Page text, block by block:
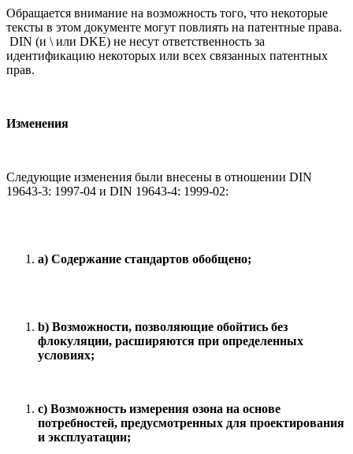
Обращается внимание на возможность того, что некоторые
тексты в этом документе могут повлиять на патентные права.
DIN (и \ или DKE) не несут ответственность за
идентификацию некоторых или всех связанных патентных
прав.
Изменения
Следующие изменения были внесены в отношении DIN
19643-3: 1997-04 и DIN 19643-4: 1999-02:
a) Содержание стандартов обобщено;
b) Возможности, позволяющие обойтись без
флокуляции, расширяются при определенных
условиях;
c) Возможность измерения озона на основе
потребностей, предусмотренных для проектирования
и эксплуатации;